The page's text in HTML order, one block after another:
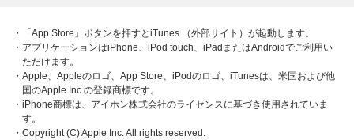
・「App Store」ボタンを押すとiTunes （外部サイト）が起動します。
・アプリケーションはiPhone、iPod touch、iPadまたはAndroidでご利用い
ただけます。
・Apple、Appleのロゴ、App Store、iPodのロゴ、iTunesは、米国および他
国のApple Inc.の登録商標です。
・iPhone商標は、アイホン株式会社のライセンスに基づき使用されていま
す。
・Copyright (C) Apple Inc. All rights reserved.